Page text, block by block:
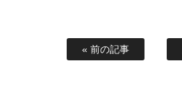
« 前の記事